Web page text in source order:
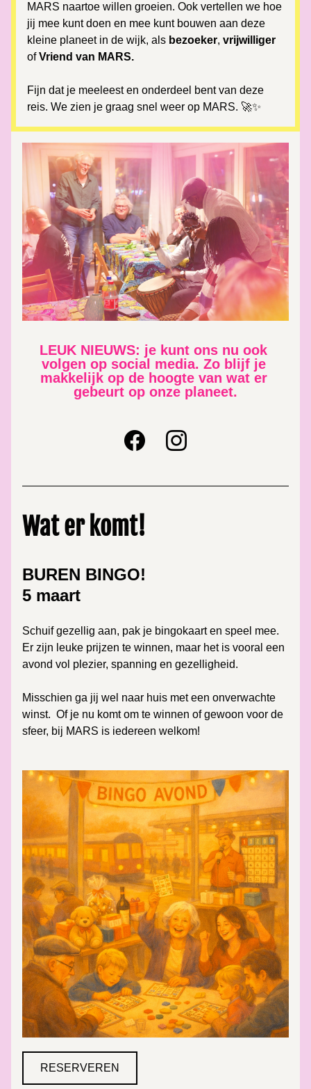
MARS naartoe willen groeien. Ook vertellen we hoe
jij mee kunt doen en mee kunt bouwen aan deze
kleine planeet in de wijk, als bezoeker, vrijwilliger
of Vriend van MARS.
Fijn dat je meeleest en onderdeel bent van deze
reis. We zien je graag snel weer op MARS. 🚀✨
LEUK NIEUWS: je kunt ons nu ook
volgen op social media. Zo blijf je
makkelijk op de hoogte van wat er
gebeurt op onze planeet.
Wat er komt!
BUREN BINGO!
5 maart
Schuif gezellig aan, pak je bingokaart en speel mee.
Er zijn leuke prijzen te winnen, maar het is vooral een
avond vol plezier, spanning en gezelligheid.
Misschien ga jij wel naar huis met een onverwachte
winst.  Of je nu komt om te winnen of gewoon voor de
sfeer, bij MARS is iedereen welkom!
RESERVEREN